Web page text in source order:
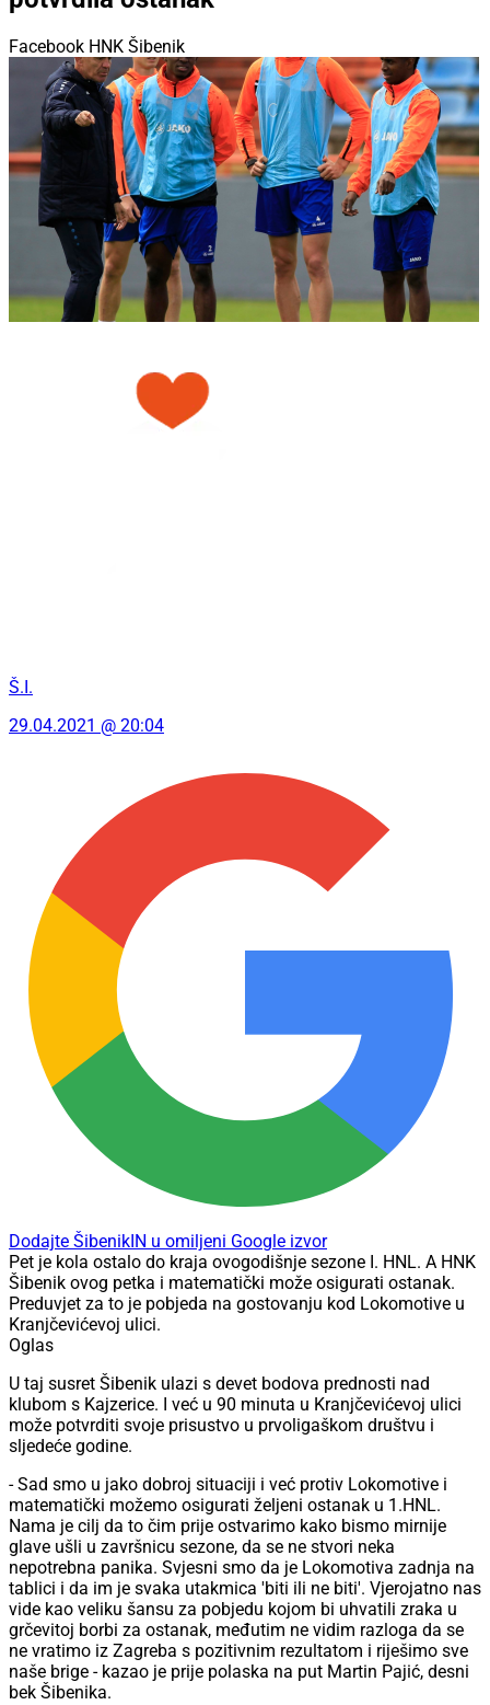
Facebook HNK Šibenik
Š.I.
29.04.2021 @ 20:04
Dodajte ŠibenikIN u omiljeni Google izvor
Pet je kola ostalo do kraja ovogodišnje sezone I. HNL. A HNK
Šibenik ovog petka i matematički može osigurati ostanak.
Preduvjet za to je pobjeda na gostovanju kod Lokomotive u
Kranjčevićevoj ulici.
Oglas
U taj susret Šibenik ulazi s devet bodova prednosti nad
klubom s Kajzerice. I već u 90 minuta u Kranjčevićevoj ulici
može potvrditi svoje prisustvo u prvoligaškom društvu i
sljedeće godine.
- Sad smo u jako dobroj situaciji i već protiv Lokomotive i
matematički možemo osigurati željeni ostanak u 1.HNL.
Nama je cilj da to čim prije ostvarimo kako bismo mirnije
glave ušli u završnicu sezone, da se ne stvori neka
nepotrebna panika. Svjesni smo da je Lokomotiva zadnja na
tablici i da im je svaka utakmica 'biti ili ne biti'. Vjerojatno nas
vide kao veliku šansu za pobjedu kojom bi uhvatili zraka u
grčevitoj borbi za ostanak, međutim ne vidim razloga da se
ne vratimo iz Zagreba s pozitivnim rezultatom i riješimo sve
naše brige - kazao je prije polaska na put Martin Pajić, desni
bek Šibenika.